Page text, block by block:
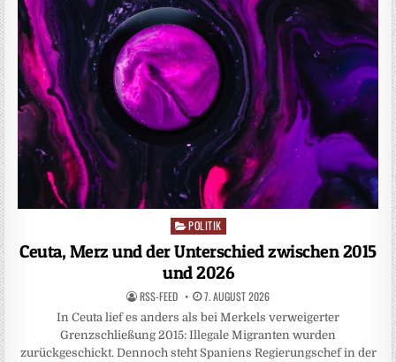
Posted
in
POLITIK
Ceuta, Merz und der Unterschied zwischen 2015
und 2026
RSS-FEED 7. AUGUST 2026
In Ceuta lief es anders als bei Merkels verweigerter
Grenzschließung 2015: Illegale Migranten wurden
zurückgeschickt. Dennoch steht Spaniens Regierungschef in der